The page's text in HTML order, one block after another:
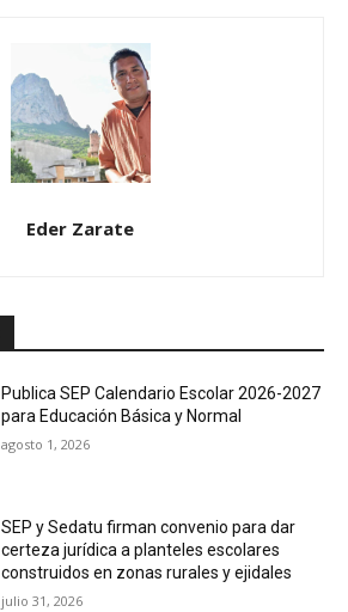
Eder Zarate
Publica SEP Calendario Escolar 2026-2027
para Educación Básica y Normal
agosto 1, 2026
SEP y Sedatu firman convenio para dar
certeza jurídica a planteles escolares
construidos en zonas rurales y ejidales
julio 31, 2026